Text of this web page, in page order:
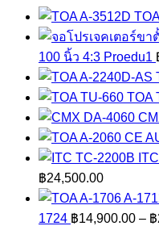
100 นิ้ว 4:3 Proedu1
TOA
฿24,500.00Price
range:
฿
1724 ฿14,900.00 – ฿